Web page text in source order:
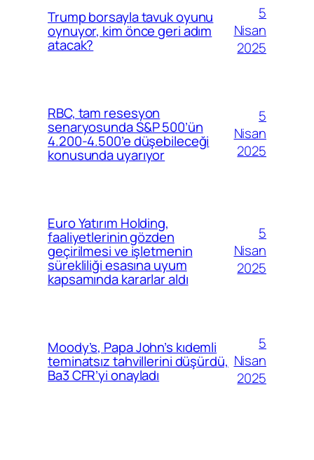
Trump borsayla tavuk oyunu
oynuyor, kim önce geri adım
atacak?
5
Nisan
2025
RBC, tam resesyon
senaryosunda S&P 500’ün
4.200-4.500’e düşebileceği
konusunda uyarıyor
5
Nisan
2025
Euro Yatırım Holding,
faaliyetlerinin gözden
geçirilmesi ve işletmenin
sürekliliği esasına uyum
kapsamında kararlar aldı
5
Nisan
2025
Moody’s, Papa John’s kıdemli
teminatsız tahvillerini düşürdü,
Ba3 CFR’yi onayladı
5
Nisan
2025